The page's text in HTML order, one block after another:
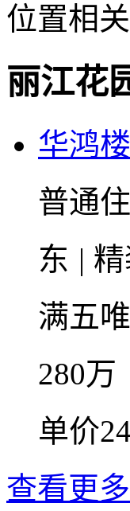
位置相
丽江花
华鸿
普通
东 |
满五
280万
单价
查看更多